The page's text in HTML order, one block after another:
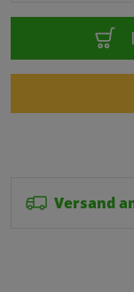
Versand